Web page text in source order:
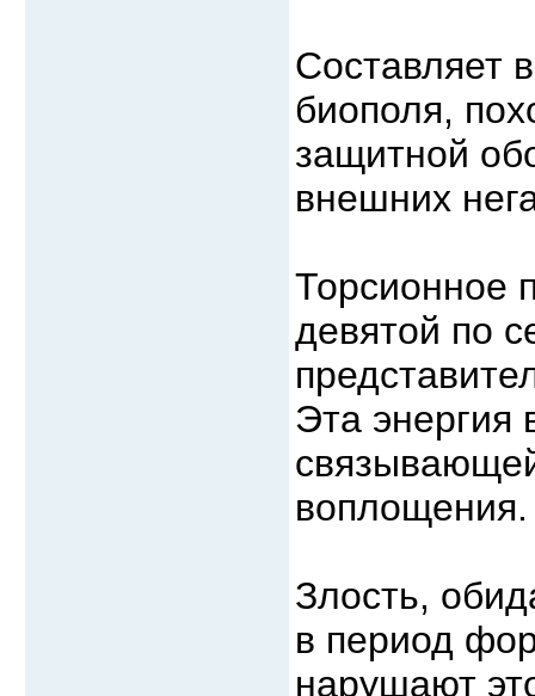
Составляет
биополя,
защитной
внешних
Торсионное
девятой по
Эта энергия
воплощения.
Злость,
в период
нарушают